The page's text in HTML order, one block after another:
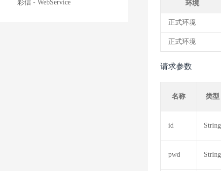
彩信 - WebService 环境
正式环境
正式环境
请求参数
名称 类型
id String
pwd String